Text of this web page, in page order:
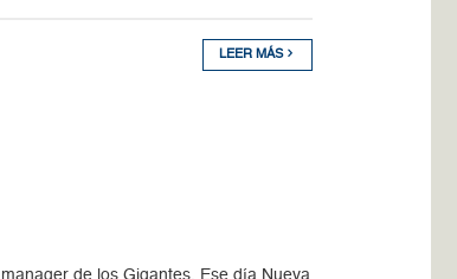
LEER MÁS
de los Gigantes. Ese día Nueva